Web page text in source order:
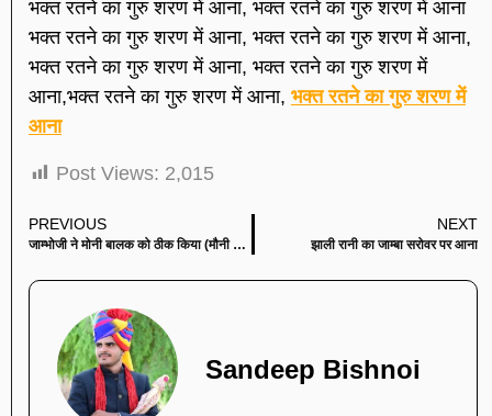
भक्त रतने का गुरु शरण में आना, भक्त रतने का गुरु शरण में आना
भक्त रतने का गुरु शरण में आना, भक्त रतने का गुरु शरण में आना,
भक्त रतने का गुरु शरण में आना, भक्त रतने का गुरु शरण में
आना,भक्त रतने का गुरु शरण में आना, भक्त रतने का गुरु शरण में
आना
Post Views: 2,015
PREVIOUS
जाम्भोजी ने मोनी बालक को ठीक किया (मौनी बालक की कथा)
NEXT
झाली रानी का जाम्बा सरोवर पर आना
Sandeep Bishnoi